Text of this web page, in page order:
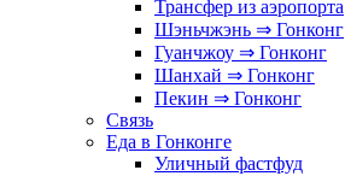
Трансфер из аэропорта
Шэньчжэнь ⇒ Гонконг
Гуанчжоу ⇒ Гонконг
Шанхай ⇒ Гонконг
Пекин ⇒ Гонконг
Связь
Еда в Гонконге
Уличный фастфуд